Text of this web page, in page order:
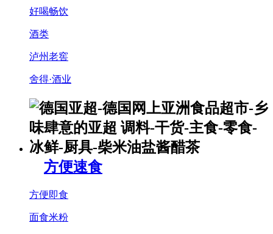
好喝畅饮
酒类
泸州老窖
舍得·酒业
方便速食
方便即食
面食米粉